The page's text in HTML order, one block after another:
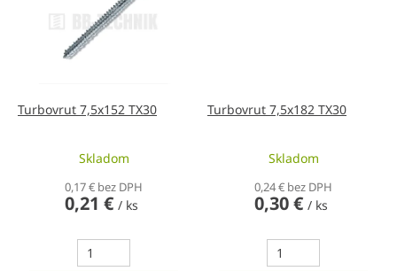
Turbovrut 7,5x152 TX30
Skladom
0,17 € bez DPH
0,21 € / ks
Turbovrut 7,5x182 TX30
Skladom
0,24 € bez DPH
0,30 € / ks